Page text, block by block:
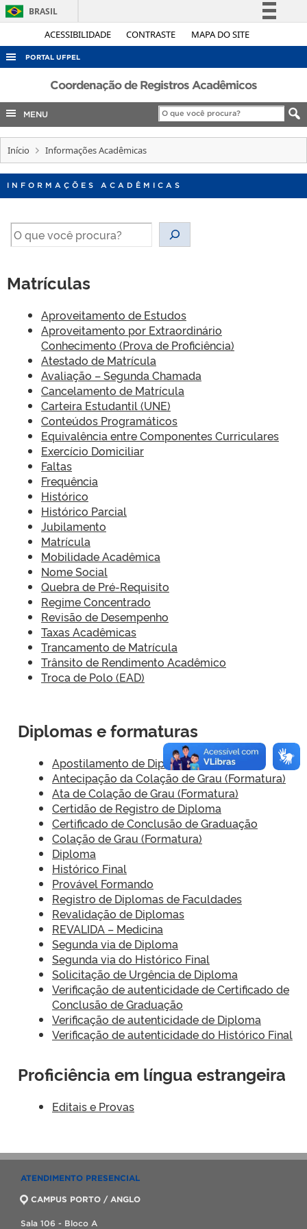
ACESSIBILIDADE CONTRASTE MAPA DO SITE
BRASIL
Simplifique!
Legislação
Canais
PORTAL UFPEL
ACESSO À INFORMAÇÃO
AUDITORIA
COBALTO
CONCURSOS
EDITAIS
INTERNACIONAL
PORTARIAS
Coordenação de Registros Acadêmicos
MENU
Início Informações Acadêmicas
INFORMAÇÕES ACADÊMICAS
Pesquisar
Matrículas
Aproveitamento de Estudos
Aproveitamento por Extraordinário
Conhecimento (Prova de Proficiência)
Atestado de Matrícula
Avaliação – Segunda Chamada
Cancelamento de Matrícula
Carteira Estudantil (UNE)
Conteúdos Programáticos
Equivalência entre Componentes Curriculares
Exercício Domiciliar
Faltas
Frequência
Histórico
Histórico Parcial
Jubilamento
Matrícula
Mobilidade Acadêmica
Nome Social
Quebra de ´Pré-Requisito
Regime Concentrado
Revisão de Desempenho
Taxas Acadêmicas
Trancamento de Matrícula
Trânsito de Rendimento Acadêmico
Troca de Polo (EAD)
Diplomas e formaturas
Apostilamento de Diploma
Antecipação da Colação de Grau (Formatura)
Ata de Colação de Grau (Formatura)
Certidão de Registro de Diploma
Certificado de Conclusão de Graduação
Colação de Grau (Formatura)
Diploma
Histórico Final
Provável Formando
Registro de Diplomas de Faculdades
Revalidação de Diplomas
REVALIDA – Medicina
Segunda via de Diploma
Segunda via do Histórico Final
Solicitação de Urgência de Diploma
Verificação de autenticidade de Certificado de
Conclusão de Graduação
Verificação de autenticidade de Diploma
Verificação de autenticidade do Histórico Final
Proficiência em língua estrangeira
Editais e Provas
ATENDIMENTO PRESENCIAL
CAMPUS PORTO / ANGLO
Sala 106 - Bloco A